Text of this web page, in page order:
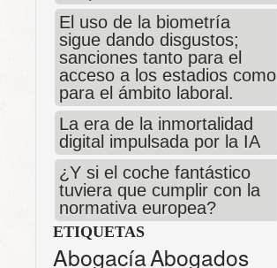
El uso de la biometría
sigue dando disgustos;
sanciones tanto para el
acceso a los estadios como
para el ámbito laboral.
La era de la inmortalidad
digital impulsada por la IA
¿Y si el coche fantástico
tuviera que cumplir con la
normativa europea?
ETIQUETAS
AbogacíaAbogados